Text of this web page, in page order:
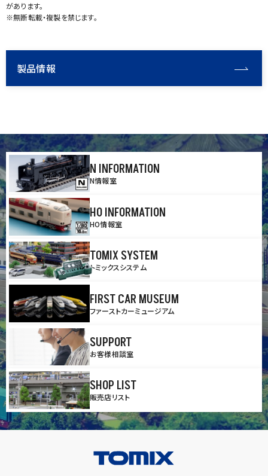
があります。
※無断転載・複製を禁じます。
製品情報
N INFORMATION
N情報室
HO INFORMATION
HO情報室
TOMIX SYSTEM
トミックスシステム
FIRST CAR MUSEUM
ファーストカーミュージアム
SUPPORT
お客様相談室
SHOP LIST
販売店リスト